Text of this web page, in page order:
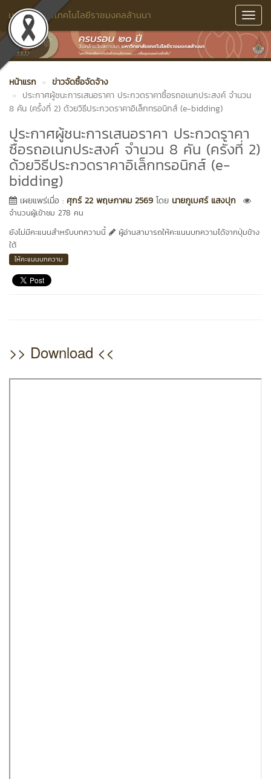
มหาวิทยาลัยเทคโนโลยีราชมงคลล้านนา
หน้าแรก
ข่าวจัดซื้อจัดจ้าง
ประกาศผู้ชนะการเสนอราคา ประกวดราคาซื้อรถอเนกประสงค์ จำนวน
8 คัน (ครั้งที่ 2) ด้วยวิธีประกวดราคาอิเล็กทรอนิกส์ (e-bidding)
ประกาศผู้ชนะการเสนอราคา ประกวดราคา
ซื้อรถอเนกประสงค์ จำนวน 8 คัน (ครั้งที่ 2)
ด้วยวิธีประกวดราคาอิเล็กทรอนิกส์ (e-
bidding)
เผยแพร่เมื่อ : ศุกร์ 22 พฤษภาคม 2569 โดย นายภูเบศร์ แสงปุก
จำนวนผู้เข้าชม 278 คน
ยังไม่มีคะแนนสำหรับบทความนี้
ผู้อ่านสามารถให้คะแนนบทความได้จากปุ่มข้าง
ใต้
ให้คะแนนบทความ
>> Download <<